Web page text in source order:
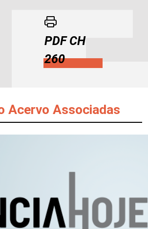
PDF CH
260
Acervo Associadas